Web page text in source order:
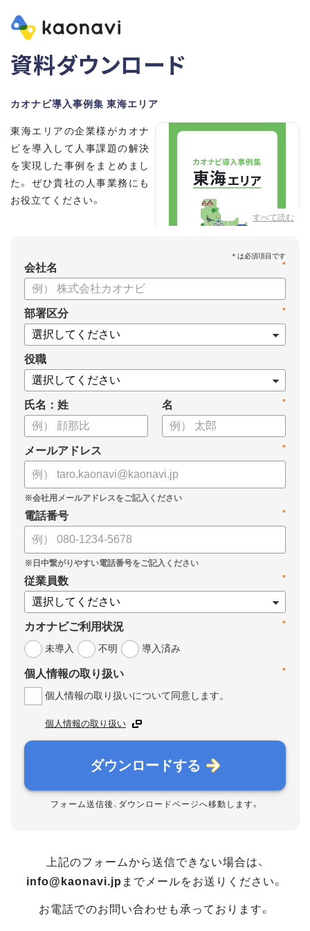
資料ダウンロード
カオナビ導入事例集 東海エリア
すべて読む
東海エリアの企業様がカオナ
ビを導入して人事課題の解決
を実現した事例をまとめまし
た。 ぜひ貴社の人事業務にも
お役立てください。
*
会社名
*
部署区分
役職
氏名：姓 *
名
*
メールアドレス
*
電話番号
*
従業員数
*
カオナビご利用状況
未導入
不明 導入済み
*
個人情報の取り扱い
個人情報の取り扱いについて同意します。
個人情報の取り扱い
ダウンロードする
フォーム送信後、ダウンロードページへ移動します。
上記のフォームから送信できない場合は、
info@kaonavi.jp までメールをお送りください。
お電話でのお問い合わせも承っております。